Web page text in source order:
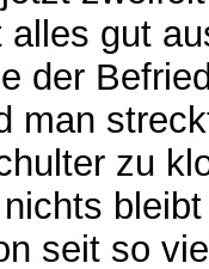
gut
der
man
zu
seit so